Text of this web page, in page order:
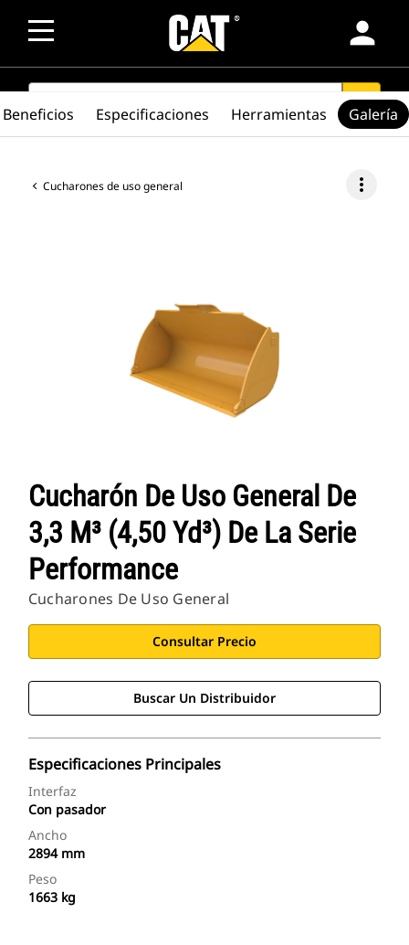
person
SEARCH search
Cucharones de uso general more_vert
Cucharón De Uso General De
3,3 M³ (4,50 Yd³) De La Serie
Performance
Cucharones De Uso General
Consultar Precio
Buscar Un Distribuidor
Especificaciones Principales
Interfaz
Con pasador
Ancho
2894 mm
Peso
1663 kg
Beneficios Especificaciones Herramientas Galería